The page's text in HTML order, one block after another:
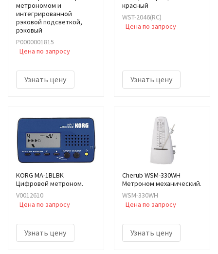
метрономом и
интегрированной
рэковой подсветкой,
рэковый
Р0000001815
Цена по запросу
Узнать цену
красный
WST-2046(RC)
Цена по запросу
Узнать цену
KORG MA-1BLBK
Цифровой метроном.
V0012610
Цена по запросу
Узнать цену
Cherub WSM-330WH
Метроном механический.
WSM-330WH
Цена по запросу
Узнать цену